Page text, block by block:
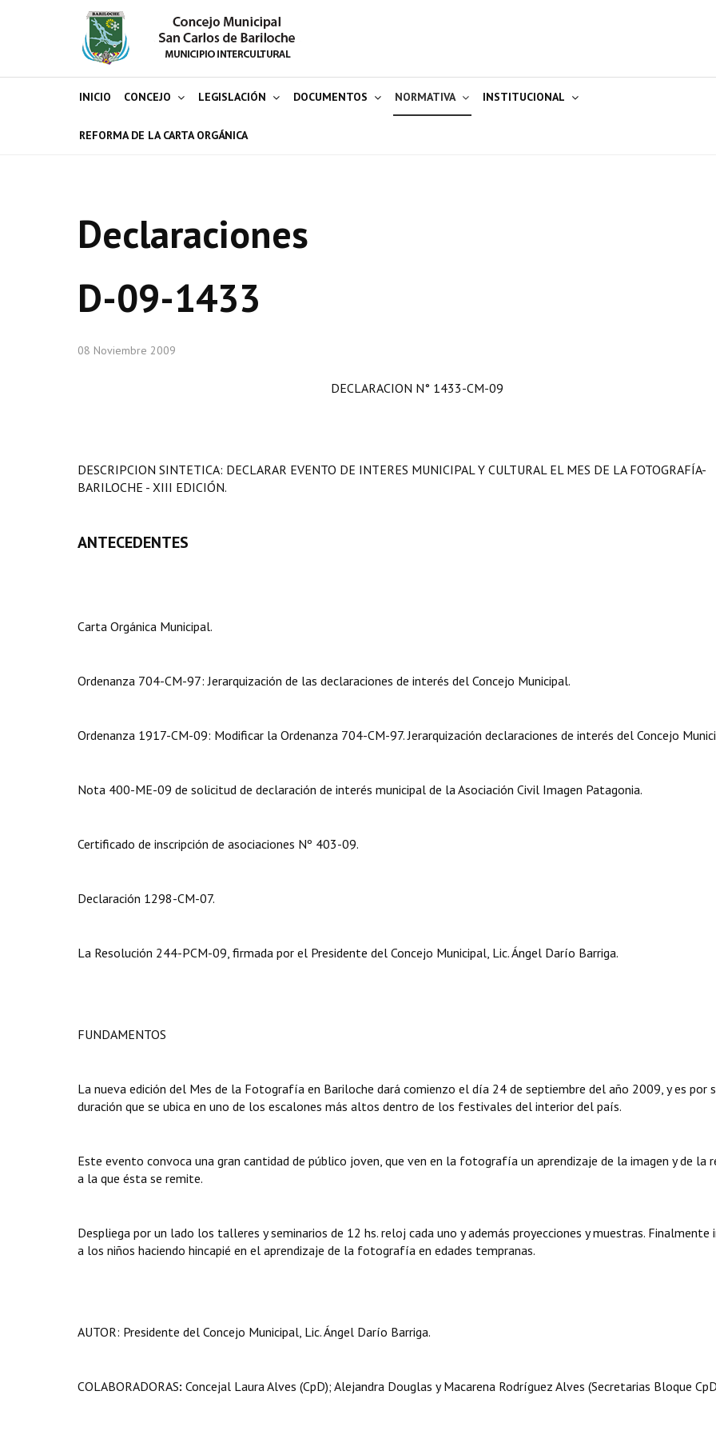
INICIO CONCEJO LEGISLACIÓN DOCUMENTOS NORMATIVA INSTITUCIONAL
REFORMA DE LA CARTA ORGÁNICA
Declaraciones
D-09-1433
08 Noviembre 2009
DECLARACION N° 1433-CM-09
DESCRIPCION SINTETICA: DECLARAR EVENTO DE INTERES MUNICIPAL Y CULTURAL EL MES DE LA FOTOGRAFÍA-
BARILOCHE - XIII EDICIÓN.
ANTECEDENTES
Carta Orgánica Municipal.
Ordenanza 704-CM-97: Jerarquización de las declaraciones de interés del Concejo Municipal.
Ordenanza 1917-CM-09: Modificar la Ordenanza 704-CM-97. Jerarquización declaraciones de interés del Concejo
Nota 400-ME-09 de solicitud de declaración de interés municipal de la Asociación Civil Imagen Patagonia.
Certificado de inscripción de asociaciones Nº 403-09.
Declaración 1298-CM-07.
La Resolución 244-PCM-09, firmada por el Presidente del Concejo Municipal, Lic. Ángel Darío Barriga.
FUNDAMENTOS
La nueva edición del Mes de la Fotografía en Bariloche dará comienzo el día 24 de septiembre del año 2009, y es por
duración que se ubica en uno de los escalones más altos dentro de los festivales del interior del país.
Este evento convoca una gran cantidad de público joven, que ven en la fotografía un aprendizaje de la imagen y de la
a la que ésta se remite.
Despliega por un lado los talleres y seminarios de 12 hs. reloj cada uno y además proyecciones y muestras. Finalmente
a los niños haciendo hincapié en el aprendizaje de la fotografía en edades tempranas.
AUTOR: Presidente del Concejo Municipal, Lic. Ángel Darío Barriga.
COLABORADORAS: Concejal Laura Alves (CpD); Alejandra Douglas y Macarena Rodríguez Alves (Secretarias Bloque